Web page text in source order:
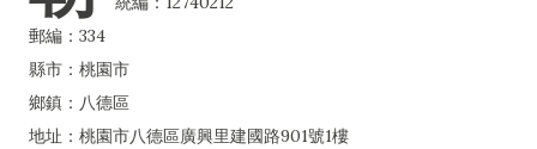
郵編：334
縣市：桃園市
鄉鎮：八德區
地址：桃園市八德區廣興里建國路901號1樓